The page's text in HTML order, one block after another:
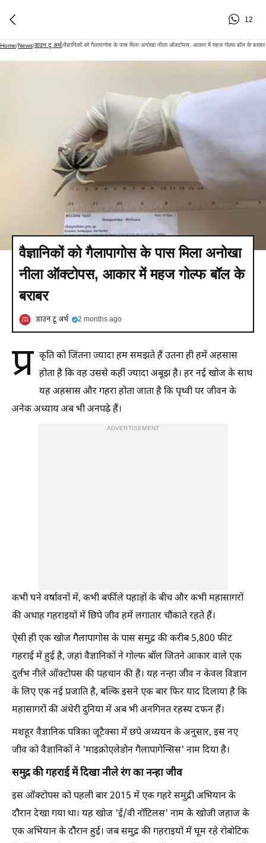
12
Home/News/डाउन टू अर्थ/वैज्ञानिकों को गैलापागोस के पास मिला अनोखा नीला ऑक्टोपस, आकार में महज गोल्फ बॉल के बराबर
वैज्ञानिकों को गैलापागोस के पास मिला अनोखा
नीला ऑक्टोपस, आकार में महज गोल्फ बॉल के
बराबर
डाउन टू अर्थ 2 months ago
प्र कृति को जिंतना ज्यादा हम समझते हैं उतना ही हमें अहसास
होता है कि वह उससे कहीं ज्यादा अबूझ है। हर नई खोज के साथ
यह अहसास और गहरा होता जाता है कि पृथ्वी पर जीवन के
अनेक अध्याय अब भी अनपढ़े हैं।
ADVERTISEMENT
कभी घने वर्षावनों में, कभी बर्फीले पहाड़ों के बीच और कभी महासागरों
की अथाह गहराइयों में छिपे जीव हमें लगातार चौंकाते रहते हैं।
ऐसी ही एक खोज गैलापागोस के पास समुद्र की करीब 5,800 फीट
गहराई में हुई है, जहां वैज्ञानिकों ने गोल्फ बॉल जितने आकार वाले एक
दुर्लभ नीले ऑक्टोपस की पहचान की है। यह नन्हा जीव न केवल विज्ञान
के लिए एक नई प्रजाति है, बल्कि इसने एक बार फिर याद दिलाया है कि
महासागरों की अंधेरी दुनिया में अब भी अनगिनत रहस्य दफन हैं।
मशहूर वैज्ञानिक पत्रिका जूटैक्सा में छपे अध्ययन के अनुसार, इस नए
जीव को वैज्ञानिकों ने 'माइक्रोएलेडोन गैलापागेन्सिस' नाम दिया है।
समुद्र की गहराई में दिखा नीले रंग का नन्हा जीव
इस ऑक्टोपस को पहली बार 2015 में एक गहरे समुद्री अभियान के
दौरान देखा गया था। यह खोज 'ई/वी नॉटिलस' नाम के खोजी जहाज के
एक अभियान के दौरान हुई। जब समुद्र की गहराइयों में घूम रहे रोबोटिक